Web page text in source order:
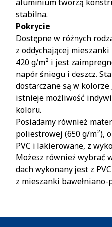
aluminium tworzą
stabilna.
Pokrycie
Dostępne w różnych
z oddychającej
420 g/m² i jest
napór śniegu i deszcz.
dostarczane są w
istnieje możliwość
koloru.
Posiadamy również
poliestrowej (650 g/m²),
PVC i lakierowane, z
Możesz również wybrać
dach wykonany jest z
z mieszanki